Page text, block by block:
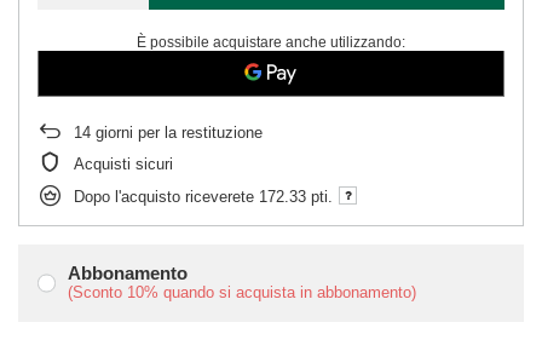
Abbonamento
(Sconto 10% quando si acquista in abbonamento)
È possibile acquistare anche utilizzando:
14 giorni per la restituzione
Acquisti sicuri
Dopo l'acquisto riceverete 172.33 pti.